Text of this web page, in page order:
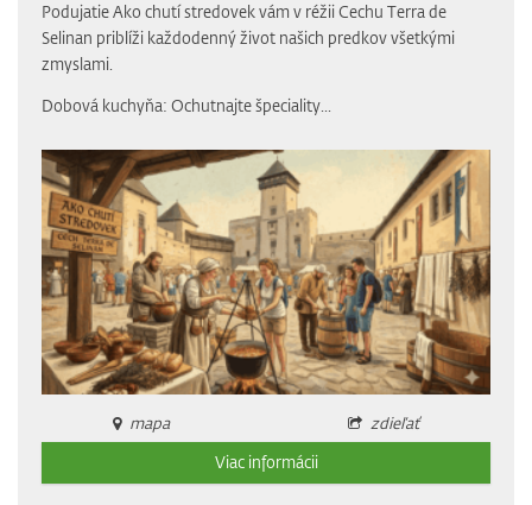
Podujatie Ako chutí stredovek vám v réžii Cechu Terra de
Selinan priblíži každodenný život našich predkov všetkými
zmyslami.
Dobová kuchyňa: Ochutnajte špeciality...
mapa
zdieľať
Viac informácii